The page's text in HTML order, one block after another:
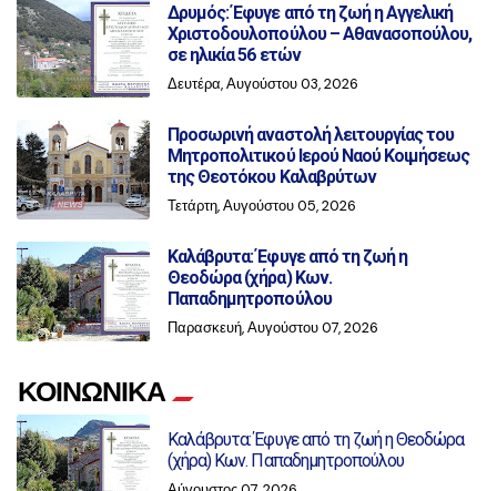
Δρυμός: Έφυγε από τη ζωή η Αγγελική
Χριστοδουλοπούλου – Αθανασοπούλου,
σε ηλικία 56 ετών
Δευτέρα, Αυγούστου 03, 2026
Προσωρινή αναστολή λειτουργίας του
Μητροπολιτικού Ιερού Ναού Κοιμήσεως
της Θεοτόκου Καλαβρύτων
Τετάρτη, Αυγούστου 05, 2026
Καλάβρυτα: Έφυγε από τη ζωή η
Θεοδώρα (χήρα) Κων.
Παπαδημητροπούλου
Παρασκευή, Αυγούστου 07, 2026
ΚΟΙΝΩΝΙΚΑ
Καλάβρυτα: Έφυγε από τη ζωή η Θεοδώρα
(χήρα) Κων. Παπαδημητροπούλου